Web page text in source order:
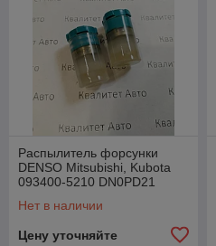
Распылитель форсунки
DENSO Mitsubishi, Kubota
093400-5210 DN0PD21
Нет в наличии
Цену уточняйте